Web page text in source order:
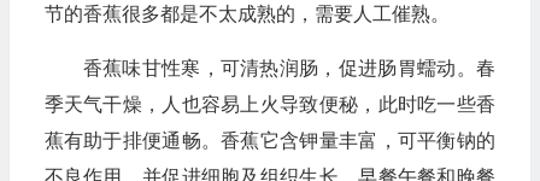
节的香蕉很多都是不太成熟的，需要人工催熟。
香蕉味甘性寒，可清热润肠，促进肠胃蠕动。春
季天气干燥，人也容易上火导致便秘，此时吃一些香
蕉有助于排便通畅。香蕉它含钾量丰富，可平衡钠的